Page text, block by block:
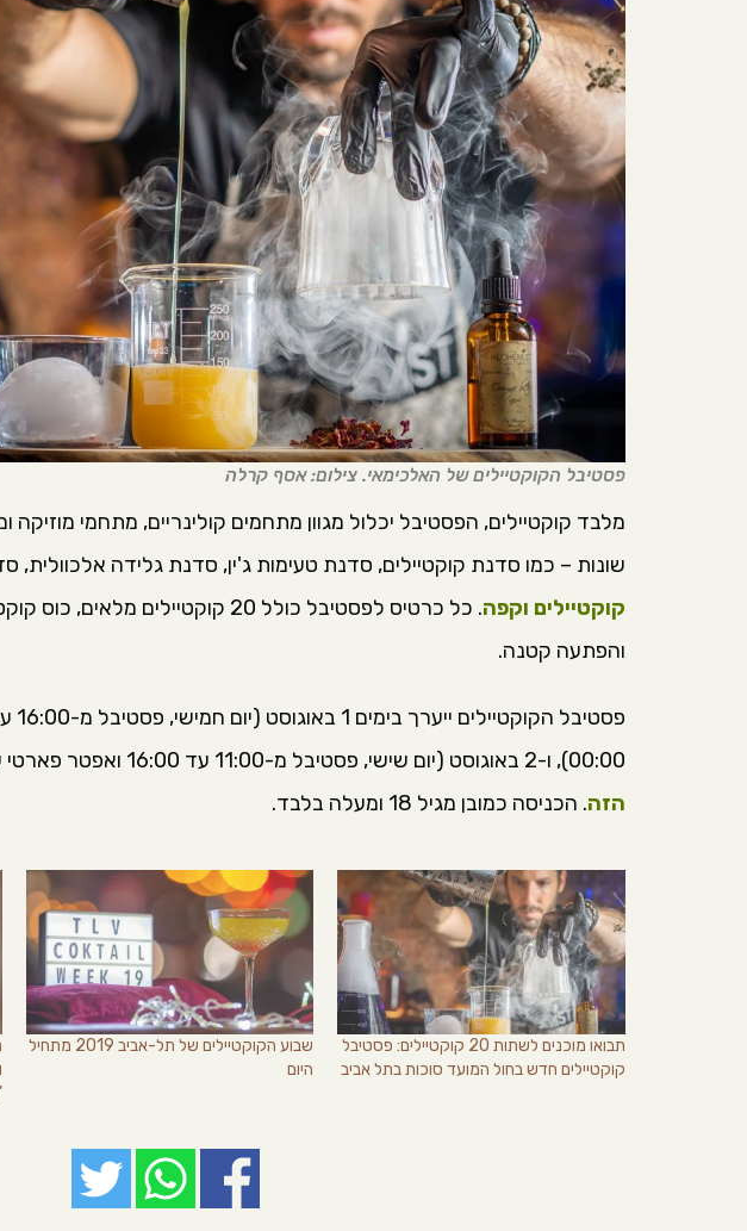
פסטיבל הקוקטיילים של האלכימאי. צילום: אסף קרלה
שונות – כמו סדנת קוקטיילים, סדנת טעימות ג'ין, סדנת גלידה אלכוולית,
קוקטיילים וקפה
. כל כרטיס לפסטיבל כולל 20
והפתעה קטנה.
00:00), ו-2 באוגוסט (יום שישי, פסטיבל מ-11:00 עד 16:00 ואפטר פארטי עד 18:00). רכישת כרטיסים
הזה. הכניסה כמובן מגיל 18 ומעלה בלבד.
תבואו מוכנים לשתות 20 קוקטיילים: פסטיבל
קוקטיילים חדש בחול המועד סוכות בתל אביב
שבוע הקוקטיילים של תל-אביב 2019 מתחיל
היום